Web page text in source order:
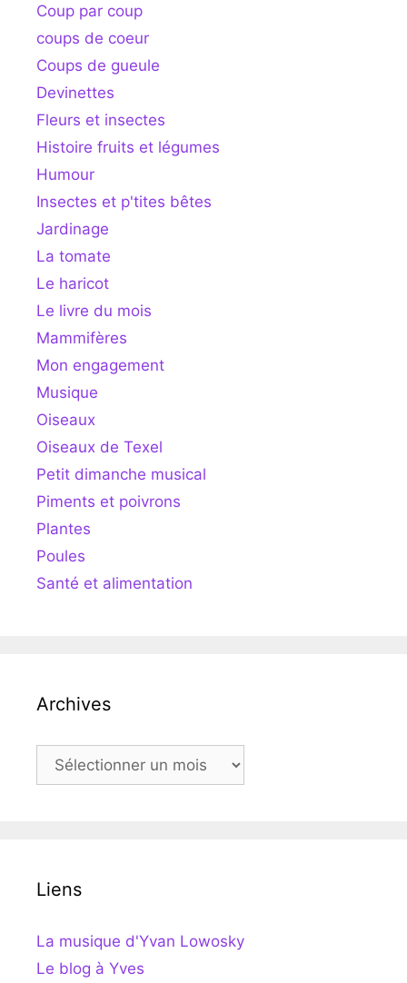
Coup par coup
coups de coeur
Coups de gueule
Devinettes
Fleurs et insectes
Histoire fruits et légumes
Humour
Insectes et p'tites bêtes
Jardinage
La tomate
Le haricot
Le livre du mois
Mammifères
Mon engagement
Musique
Oiseaux
Oiseaux de Texel
Petit dimanche musical
Piments et poivrons
Plantes
Poules
Santé et alimentation
Archives
Archives
Liens
La musique d'Yvan Lowosky
Le blog à Yves